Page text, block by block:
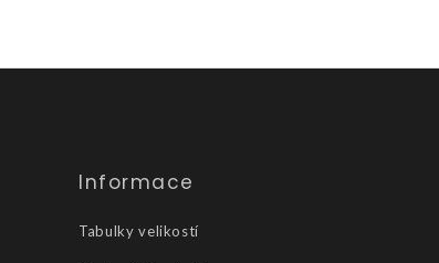
Informace
Tabulky velikostí